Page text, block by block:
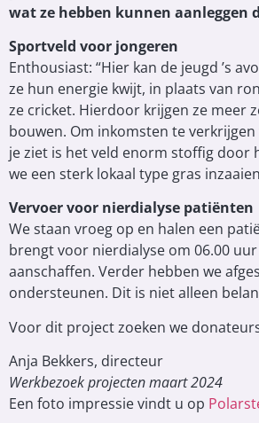
wat ze hebben kunnen aanleggen
Sportveld voor jongeren
Enthousiast: “Hier kan de jeugd ’s
ze hun energie kwijt, in plaats van
ze cricket. Hierdoor krijgen ze meer
bouwen. Om inkomsten te
je ziet is het veld enorm stoffig door
we een sterk lokaal type gras
Vervoer voor nierdialyse patiënten
We staan vroeg op en halen een
brengt voor nierdialyse om 06.00
aanschaffen. Verder hebben we
ondersteunen. Dit is niet alleen
Voor dit project zoeken we
Anja Bekkers, directeur
Werkbezoek projecten maart 2024
Een foto impressie vindt u op